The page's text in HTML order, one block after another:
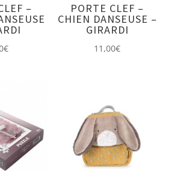
–
€
PORTE CLEF –
CHIEN DANSEUSE –
GIRARDI
11,00€